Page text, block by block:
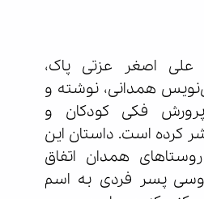
علی اصغر عزتی پاک،
همدانی، نوشته و
پرورش فکی کودکان و
کرده است. داستان این
همدان اتفاق
پسر فردی به اسم